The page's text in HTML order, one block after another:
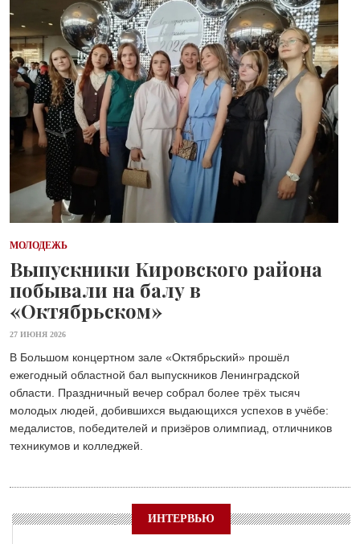
МОЛОДЕЖЬ
Выпускники Кировского района
побывали на балу в
«Октябрьском»
27 ИЮНЯ 2026
В Большом концертном зале «Октябрьский» прошёл
ежегодный областной бал выпускников Ленинградской
области. Праздничный вечер собрал более трёх тысяч
молодых людей, добившихся выдающихся успехов в учёбе:
медалистов, победителей и призёров олимпиад, отличников
техникумов и колледжей.
ИНТЕРВЬЮ